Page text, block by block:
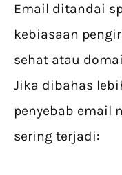
Email ditandai
kebiasaan
sehat atau
Jika dibahas
penyebab email
sering terjadi: